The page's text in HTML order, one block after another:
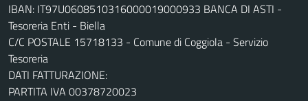
IBAN: IT97U0608510316000019000933 BANCA DI ASTI -
Tesoreria Enti - Biella
C/C POSTALE 15718133 - Comune di Coggiola - Servizio
Tesoreria
DATI FATTURAZIONE:
PARTITA IVA 00378720023